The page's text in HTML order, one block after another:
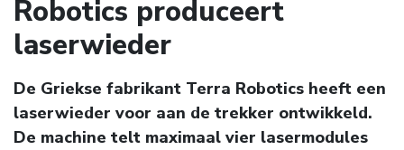
Robotics produceert
laserwieder
De Griekse fabrikant Terra Robotics heeft een
laserwieder voor aan de trekker ontwikkeld.
De machine telt maximaal vier lasermodules